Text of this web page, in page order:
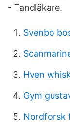
- Tandläkare.
Svenbo
Hven
Gym
Nordforsk